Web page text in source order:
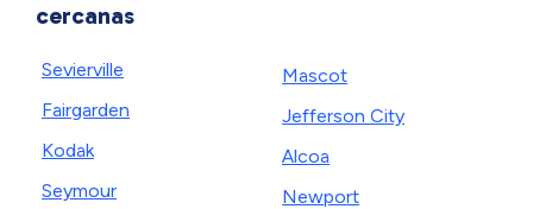
cercanas
Sevierville
Fairgarden
Kodak
Seymour
Mascot
Jefferson City
Alcoa
Newport